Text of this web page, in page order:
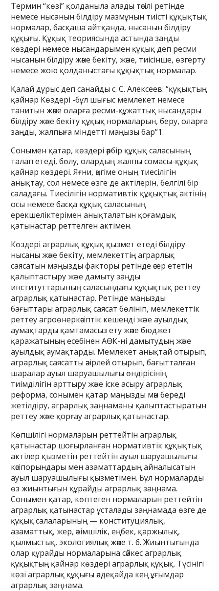
Термин “көзі” қолданыла алады тәсілі ретінде
немесе нысанын білдіру мазмұнын тиісті құқықтық
нормалар, басқаша айтқанда, нысанын білдіру
құқығы. Құқық теориясында астында заңды
көздері немесе нысандарымен құқық деп ресми
нысанын білдіру және бекіту, және, тиісінше, өзгерту
немесе жою қолданыстағы құқықтық нормалар.
Қалай дұрыс деп санайды с. С. Алексеев: “құқықтың
қайнар Көздері -бұл шығыс мемлекет немесе
танитын және оларға ресми-құжаттық нысандары
білдіру және бекіту құқық нормаларын, беру, оларға
заңды, жалпыға міндетті маңызы бар”1.
Сонымен қатар, көздері әрбір құқық саласының
талап етеді, бөлу, олардың жалпы сомасы-құқық
қайнар көздері. Яғни, әңгіме оның тиесілігін
анықтау, сол немесе өзге де актілерін, белгілі бір
саладағы. Тиесілігін нормативтік құқықтық актінің
осы немесе басқа құқық саласының
ерекшеліктерімен анықталатын қоғамдық
қатынастар реттелген актімен.
Көздері аграрлық құқық қызмет етеді білдіру
нысаны және бекіту, мемлекеттің аграрлық
саясатын маңызды факторы ретінде әсер ететін
қалыптастыру және дамыту заңды
институттарының саласындағы құқықтық реттеу
аграрлық қатынастар. Ретінде маңызды
бағыттары аграрлық саясат бөлініп, мемлекеттік
реттеу агроөнеркәсіптік кешенді және ауылдық
аумақтарды қамтамасыз ету және бюджет
қаражатының есебінен АӨК-ні дамытудың және
ауылдық аумақтарды. Мемлекет анықтай отырып,
аграрлық саясатты әзірлей отырып, бағытталған
шаралар ауыл шаруашылығы өндірісінің
тиімділігін арттыру және іске асыру аграрлық
реформа, сонымен қатар маңызды мән береді
жетілдіру, аграрлық заңнаманы қалыптастыратын
реттеу және қорғау аграрлық қатынастар.
Көпшілігі нормаларын реттейтін аграрлық
қатынастар шоғырланған нормативтік құқықтық
актілер қызметін реттейтін ауыл шаруашылығы
кәсіпорындары мен азаматтардың айналысатын
ауыл шаруашылығы қызметімен. Бұл нормаларды
өз жиынтығын құрайды аграрлық заңнама.
Сонымен қатар, көптеген нормаларын реттейтін
аграрлық қатынастар ұсталады заңнамада өзге де
құқық салаларының — конституциялық,
азаматтық, жер, әкімшілік, еңбек, қаржылық,
қылмыстық, экологиялық және т. б. Жиынтығында
олар құрайды нормаларына сәйкес аграрлық
құқықтың қайнар көздері аграрлық құқық. Түсінігі
көзі аграрлық құқығы әлдеқайда кең ұғымдар
аграрлық заңнама.